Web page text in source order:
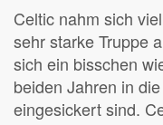
Celtic nahm sich
sehr starke Truppe
sich ein bisschen
beiden Jahren in
eingesickert sind.